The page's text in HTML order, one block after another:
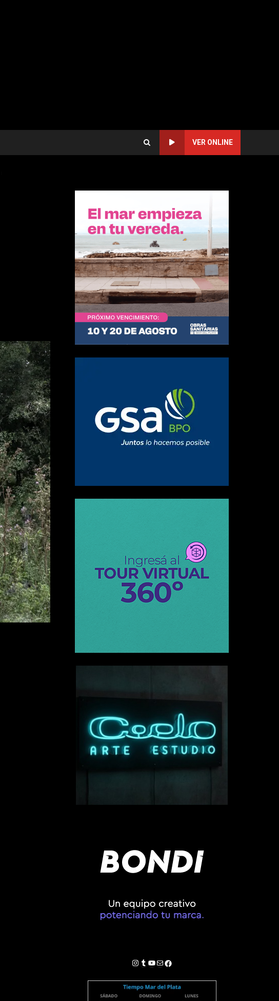
VER ONLINE
Instagram
Tumblr
YouTube
Correo electrónico
Facebook